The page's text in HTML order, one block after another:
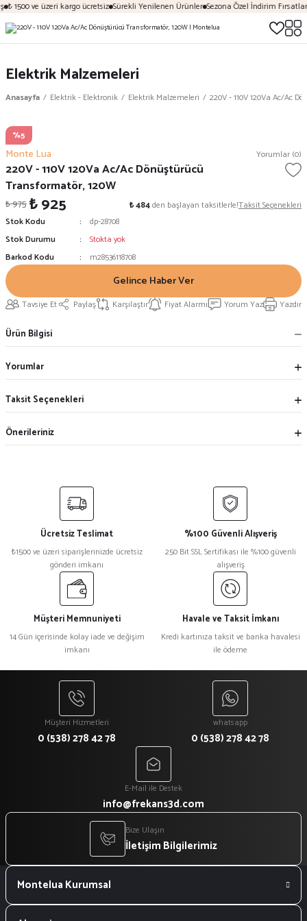
₺ 1500 ve üzeri kargo ücretsiz Sürekli Yenilenen Ürünler Sezona Özel İndirim Fırsatları
Elektrik Malzemeleri
Anasayfa Elektrik - Elektronik Elektrik Malzemeleri 220V - 110V 120Va Ac/Ac
%5
Monte Lua Yorumlar (0)
220V - 110V 120Va Ac/Ac Dönüştürücü
Transformatör, 120W
₺ 975₺ 925 ₺ 484den başlayan taksitlerle!Taksit Seçenekleri
Stok Kodu
dp-28708
Stok Durumu
Stokta yok
Barkod Kodu
m28536118708
Gelince Haber Ver
Tavsiye Et Paylaş Karşılaştır Fiyat Alarmı Yorum Yaz Yazdır
Ürün Bilgisi
Yorumlar
Taksit Seçenekleri
Önerileriniz
Ücretsiz Teslimat
₺1500 ve üzeri siparişlerinizde ücretsiz
gönderi imkanı
%100 Güvenli Alışveriş
250 Bit SSL Sertifikası ile %100 güvenli
alışveriş
Müşteri Memnuniyeti
14 Gün içerisinde kolay iade ve değişim
imkanı
Havale ve Taksit İmkanı
Kredi kartınıza taksit ve banka havalesi
ile ödeme
Müşteri Hizmetleri
0 (538) 278 42 78
whatsapp
0 (538) 278 42 78
E-Mail ile Destek
info@frekans3d.com
Bize Ulaşın
İletişim Bilgilerimiz
Montelua Kurumsal